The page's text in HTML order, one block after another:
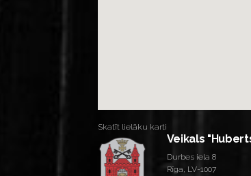
Skatīt lielāku karti
Veikals
Durbes iela 8
Rīga, LV-1007